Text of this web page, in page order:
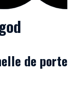
de porte